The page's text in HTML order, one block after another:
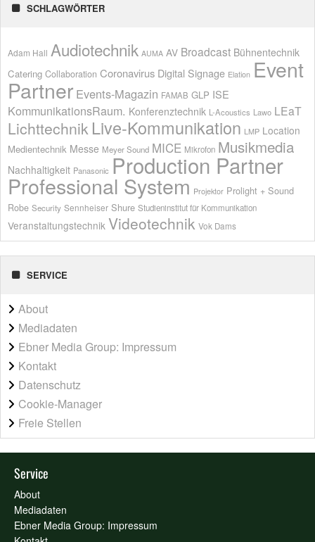
SCHLAGWÖRTER
Adam Hall Audiotechnik AUMA AV Broadcast Bühnentechnik
Catering Collaboration Coronavirus Digital Signage Elation Event
Partner Events-Magazin FAMAB GLP ISE
KommunikationsRaum. Konferenztechnik L-Acoustics Lawo LEaT
Lichttechnik Live-Kommunikation LMP Location
Medientechnik Messe Meyer Sound MICE Mikrofon Musikmedia
Nachhaltigkeit Panasonic Production Partner
Professional System Projektor Prolight + Sound
Robe Security Sennheiser Shure Studieninstitut für Kommunikation
Veranstaltungstechnik Videotechnik Vok Dams
SERVICE
About
Mediadaten
Ebner Media Group: Impressum
Kontakt
Datenschutz
Cookie-Manager
Freie Stellen
Service
About
Mediadaten
Ebner Media Group: Impressum